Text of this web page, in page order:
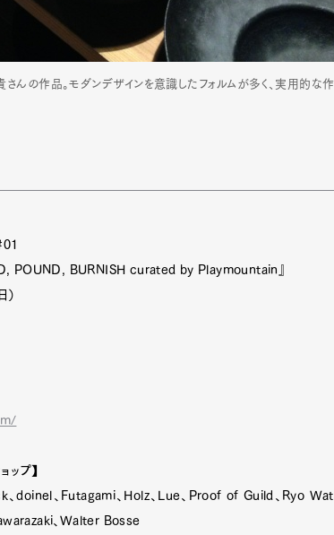
の作品。モダンデザインを意識したフォルムが多く、実用的な作
#01
POUND, BURNISH curated by Playmountain』
）
プ】
doinel、Futagami、Holz、Lue、Proof of Guild、Ryo
、Walter Bosse